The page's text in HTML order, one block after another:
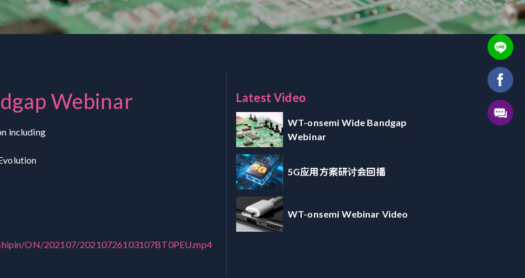
Webinar
including
ON/202107/20210726103107BT0PEU.mp4
Latest Video
WT-onsemi Wide Bandgap
Webinar
5G应用方案研讨会回播
WT-onsemi Webinar Video